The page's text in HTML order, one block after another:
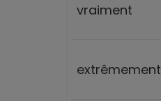
vraiment
extrêmement